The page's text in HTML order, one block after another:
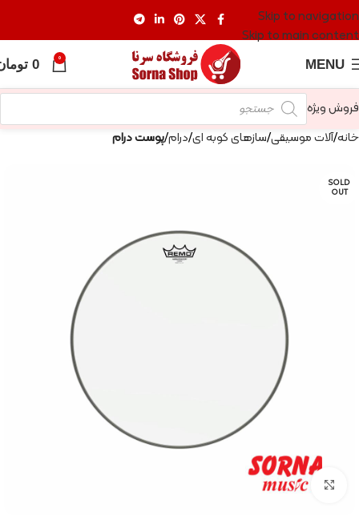
Skip to navigation
Skip to main content
MENU
0
0
فروش ویژه
خانه آلات موسیقی سازهای کوبه ای درام پوست درام
SOLD
OUT
Click to enlarge